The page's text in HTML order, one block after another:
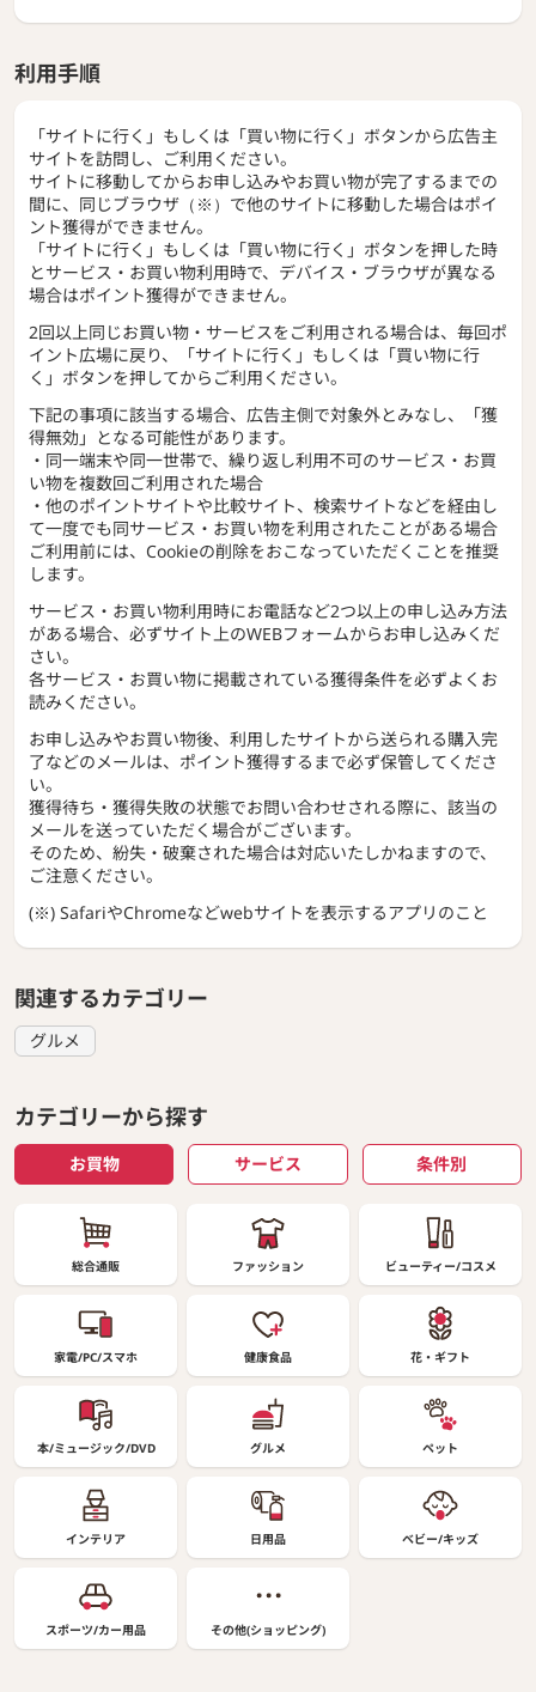
利用手順
「サイトに行く」もしくは「買い物に行く」ボタンから広告主
サイトを訪問し、ご利用ください。
サイトに移動してからお申し込みやお買い物が完了するまでの
間に、同じブラウザ（※）で他のサイトに移動した場合はポイ
ント獲得ができません。
「サイトに行く」もしくは「買い物に行く」ボタンを押した時
とサービス・お買い物利用時で、デバイス・ブラウザが異なる
場合はポイント獲得ができません。
2回以上同じお買い物・サービスをご利用される場合は、毎回ポ
イント広場に戻り、「サイトに行く」もしくは「買い物に行
く」ボタンを押してからご利用ください。
下記の事項に該当する場合、広告主側で対象外とみなし、「獲
得無効」となる可能性があります。
・同一端末や同一世帯で、繰り返し利用不可のサービス・お買
い物を複数回ご利用された場合
・他のポイントサイトや比較サイト、検索サイトなどを経由し
て一度でも同サービス・お買い物を利用されたことがある場合
ご利用前には、Cookieの削除をおこなっていただくことを推奨
します。
サービス・お買い物利用時にお電話など2つ以上の申し込み方法
がある場合、必ずサイト上のWEBフォームからお申し込みくだ
さい。
各サービス・お買い物に掲載されている獲得条件を必ずよくお
読みください。
お申し込みやお買い物後、利用したサイトから送られる購入完
了などのメールは、ポイント獲得するまで必ず保管してくださ
い。
獲得待ち・獲得失敗の状態でお問い合わせされる際に、該当の
メールを送っていただく場合がございます。
そのため、紛失・破棄された場合は対応いたしかねますので、
ご注意ください。
(※) SafariやChromeなどwebサイトを表示するアプリのこと
関連するカテゴリー
グルメ
カテゴリーから探す
お買物 サービス 条件別
総合通販 ファッション ビューティー/コスメ
家電/PC/スマホ 健康食品 花・ギフト
本/ミュージック/DVD グルメ ペット
インテリア 日用品 ベビー/キッズ
スポーツ/カー用品 その他(ショッピング)